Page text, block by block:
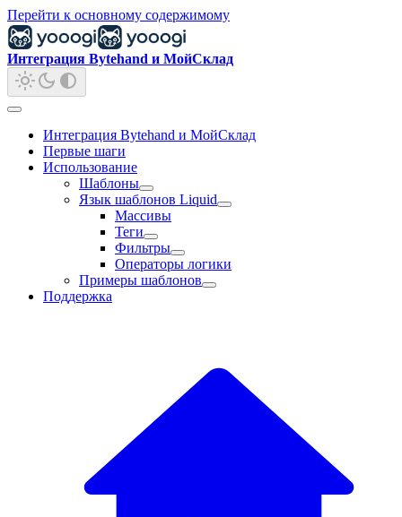
Перейти к основному содержимому
Интеграция Bytehand и МойСклад
Интеграция Bytehand и МойСклад
Первые шаги
Использование
Шаблоны
Язык шаблонов Liquid
Массивы
Теги
Фильтры
Операторы логики
Примеры шаблонов
Поддержка